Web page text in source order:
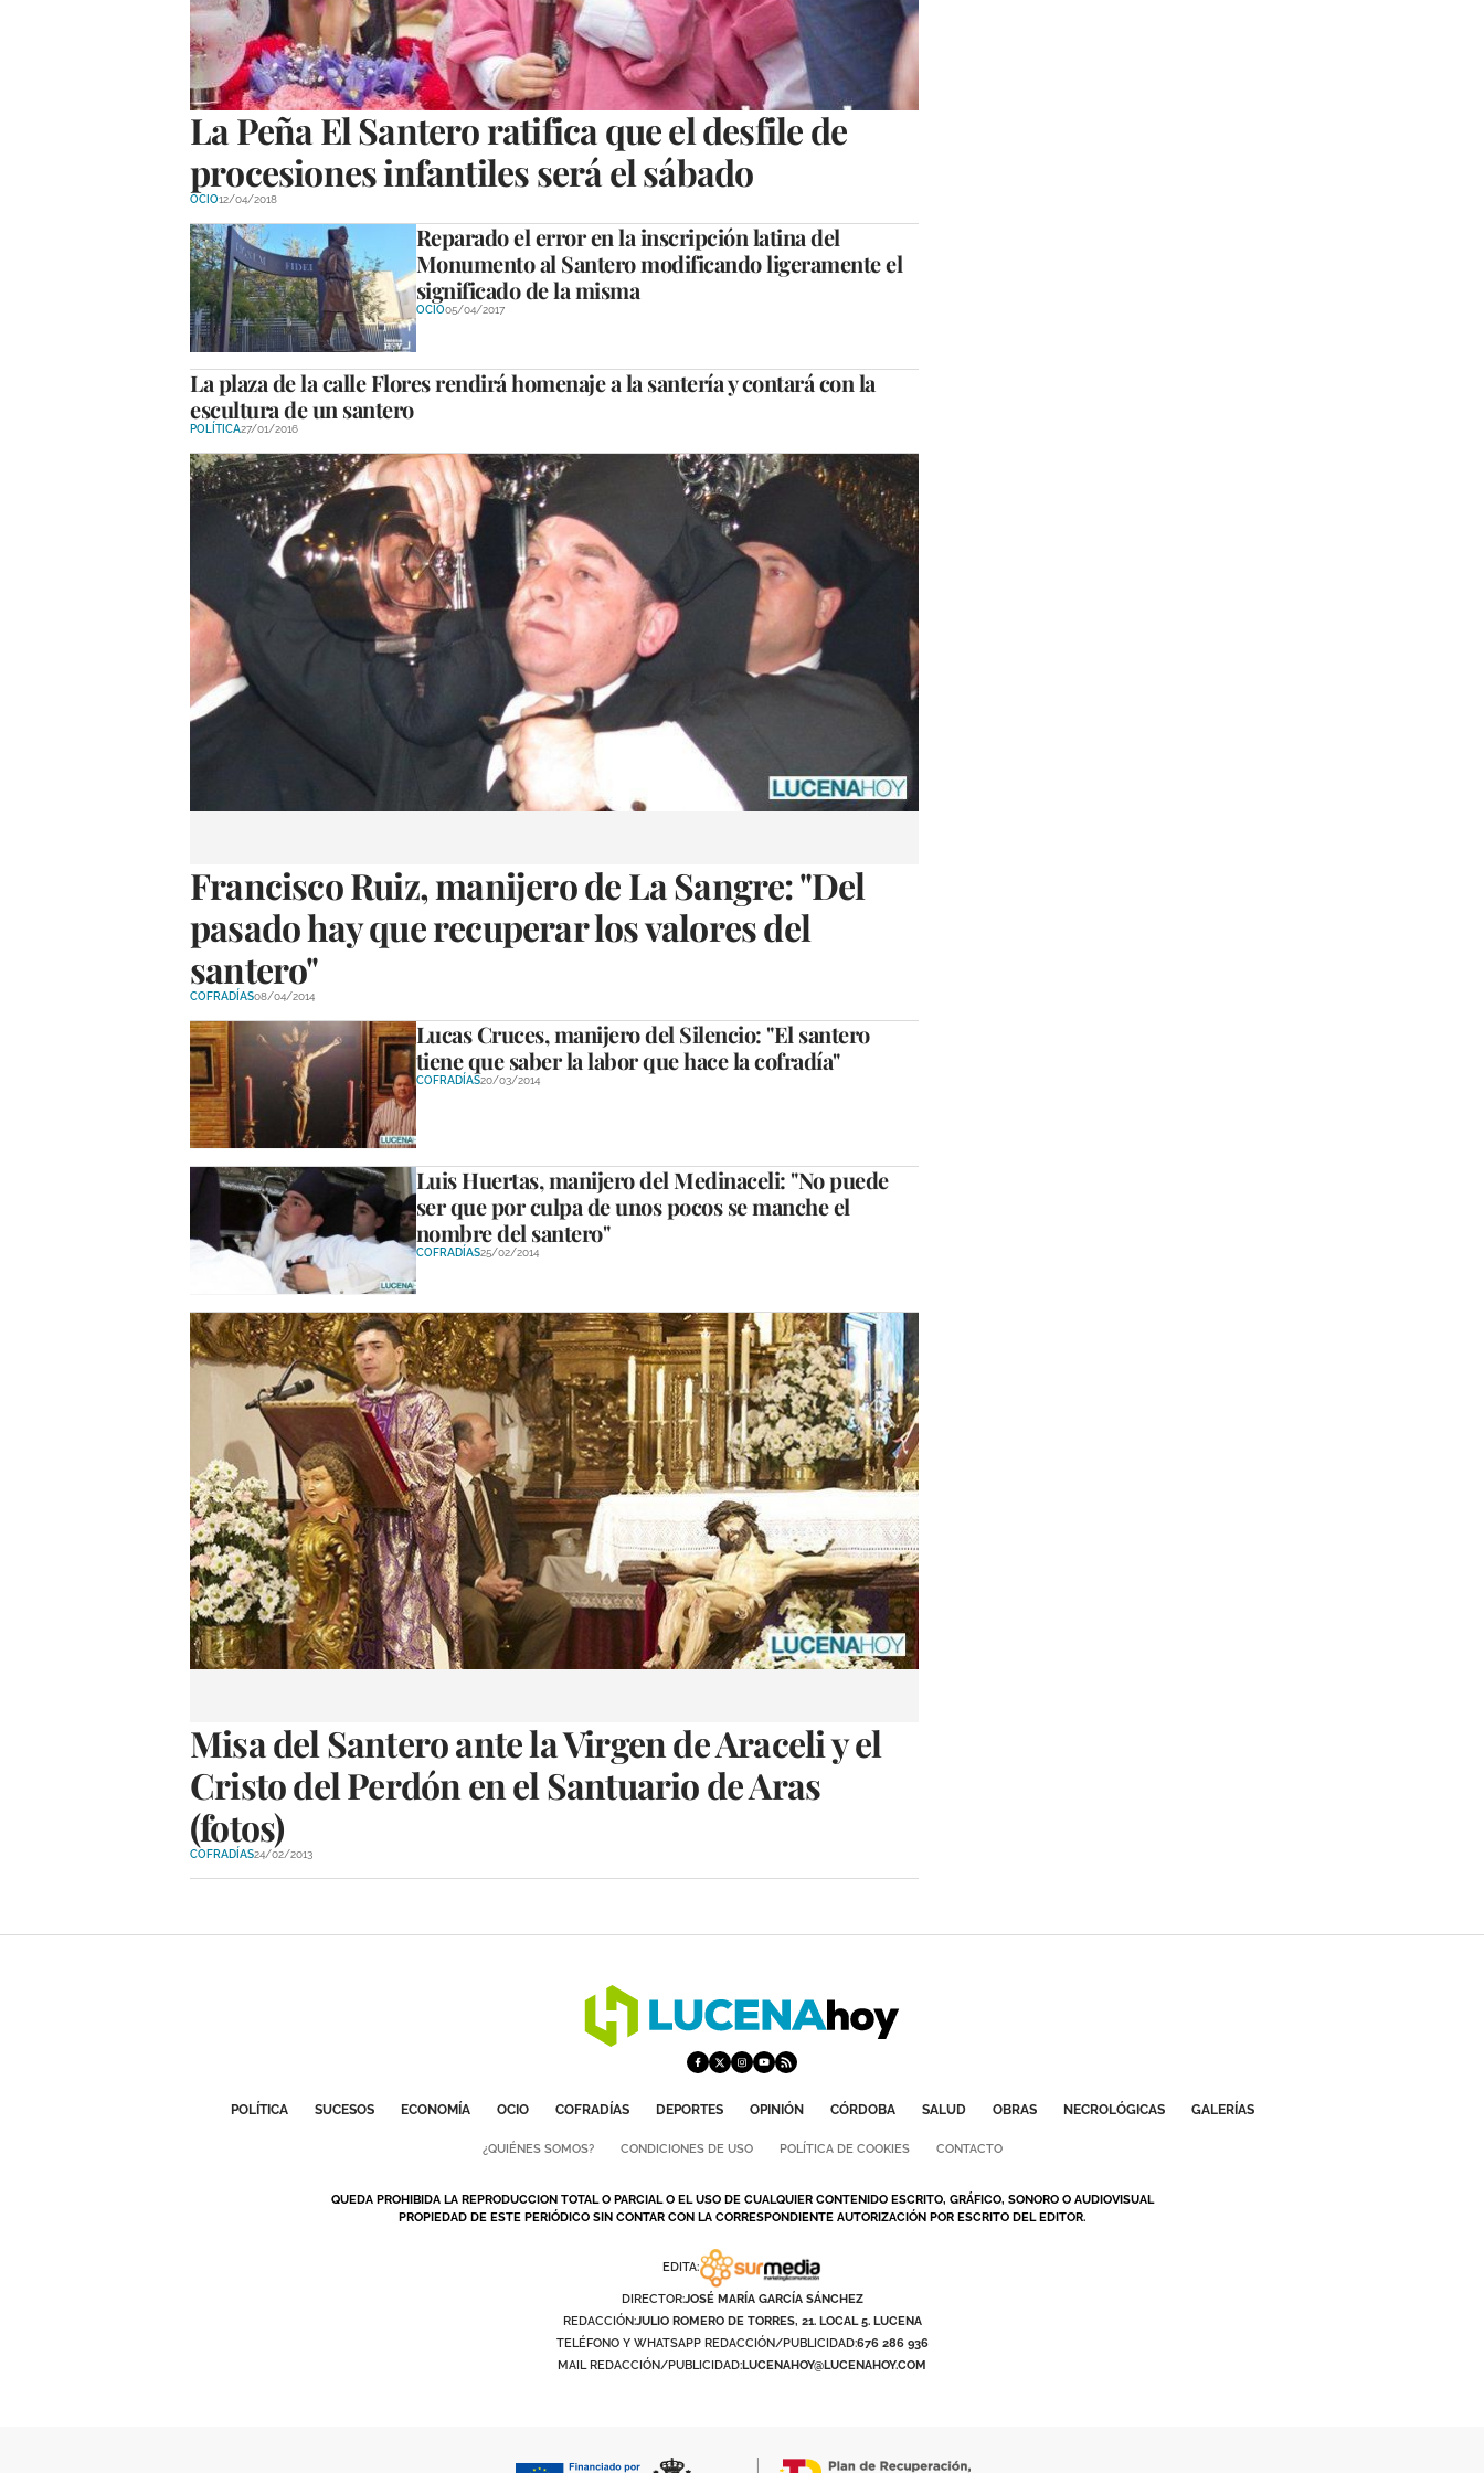
La Peña El Santero ratifica que el desfile de
procesiones infantiles será el sábado
OCIO12/04/2018
Reparado el error en la inscripción latina del
Monumento al Santero modificando ligeramente el
significado de la misma
OCIO05/04/2017
La plaza de la calle Flores rendirá homenaje a la santería y contará con la
escultura de un santero
POLÍTICA27/01/2016
Francisco Ruiz, manijero de La Sangre: "Del
pasado hay que recuperar los valores del
santero"
COFRADÍAS08/04/2014
Lucas Cruces, manijero del Silencio: "El santero
tiene que saber la labor que hace la cofradía"
COFRADÍAS20/03/2014
Luis Huertas, manijero del Medinaceli: "No puede
ser que por culpa de unos pocos se manche el
nombre del santero"
COFRADÍAS25/02/2014
Misa del Santero ante la Virgen de Araceli y el
Cristo del Perdón en el Santuario de Aras
(fotos)
COFRADÍAS24/02/2013
POLÍTICA SUCESOS ECONOMÍA OCIO COFRADÍAS DEPORTES OPINIÓN CÓRDOBA SALUD OBRAS NECROLÓGICAS GALERÍAS
¿QUIÉNES SOMOS? CONDICIONES DE USO POLÍTICA DE COOKIES CONTACTO
QUEDA PROHIBIDA LA REPRODUCCION TOTAL O PARCIAL O EL USO DE CUALQUIER CONTENIDO ESCRITO, GRÁFICO, SONORO O AUDIOVISUAL
PROPIEDAD DE ESTE PERIÓDICO SIN CONTAR CON LA CORRESPONDIENTE AUTORIZACIÓN POR ESCRITO DEL EDITOR.
EDITA:
DIRECTOR:JOSÉ MARÍA GARCÍA SÁNCHEZ
REDACCIÓN:JULIO ROMERO DE TORRES, 21. LOCAL 5. LUCENA
TELÉFONO Y WHATSAPP REDACCIÓN/PUBLICIDAD:676 286 936
MAIL REDACCIÓN/PUBLICIDAD:LUCENAHOY@LUCENAHOY.COM